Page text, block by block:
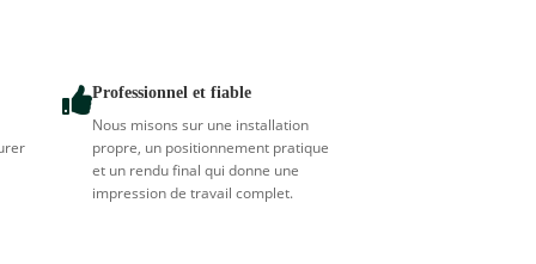
Professionnel et fiable
Nous misons sur une installation
propre, un positionnement pratique
et un rendu final qui donne une
impression de travail complet.